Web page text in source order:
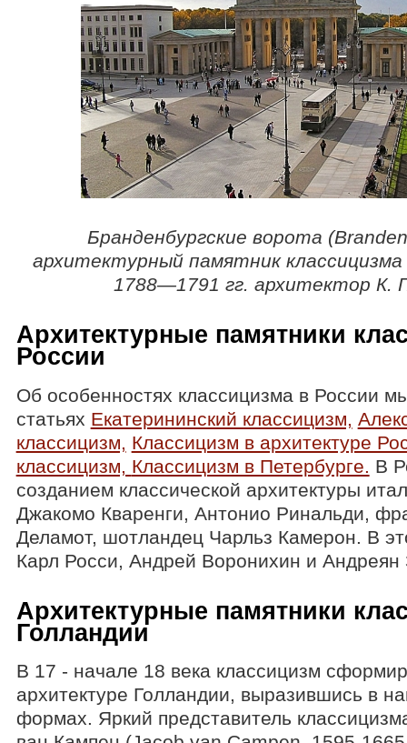
Бранденбургские ворота
архитектурный памятник
1788—1791 гг. архитектор К.
Архитектурные памятники
России
Об особенностях классицизма в России
статьях Екатерининский классицизм,
классицизм, Классицизм в архитектуре
классицизм, Классицизм в Петербурге. В
созданием классической архитектуры
Джакомо Кваренги, Антонио Ринальди,
Деламот, шотландец Чарльз Камерон. В
Карл Росси, Андрей Воронихин и Андреян
Архитектурные памятники
Голландии
В 17 - начале 18 века классицизм
архитектуре Голландии, выразившись в
формах. Яркий представитель